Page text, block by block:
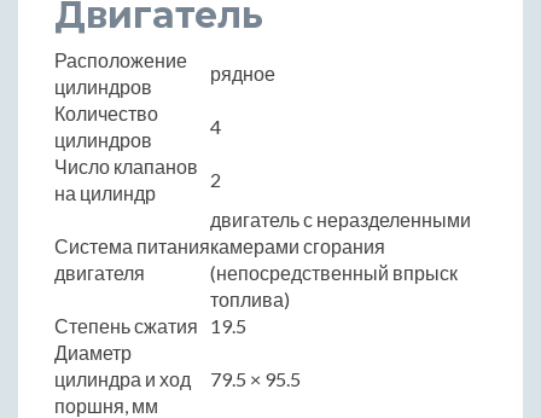
Двигатель
Расположение
цилиндров
рядное
Количество
цилиндров
4
Число клапанов
на цилиндр
2
Система питания
двигателя
двигатель с неразделенными
камерами сгорания
(непосредственный впрыск
топлива)
Степень сжатия
19.5
Диаметр
цилиндра и ход
поршня, мм
79.5 × 95.5